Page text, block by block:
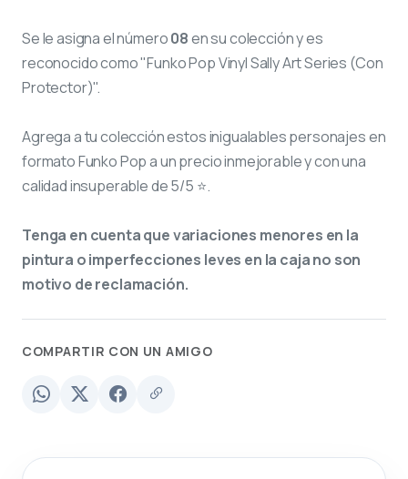
Se le asigna el número08en su colección y es
reconocido como "Funko Pop Vinyl Sally Art Series (Con
Protector)".
Agrega a tu colección estos inigualables personajes en
formato Funko Pop a un precio inmejorable y con una
calidad insuperable de 5/5 ⭐.
Tenga en cuenta que variaciones menores en la
pintura o imperfecciones leves en la caja no son
motivo de reclamación.
COMPARTIR CON UN AMIGO